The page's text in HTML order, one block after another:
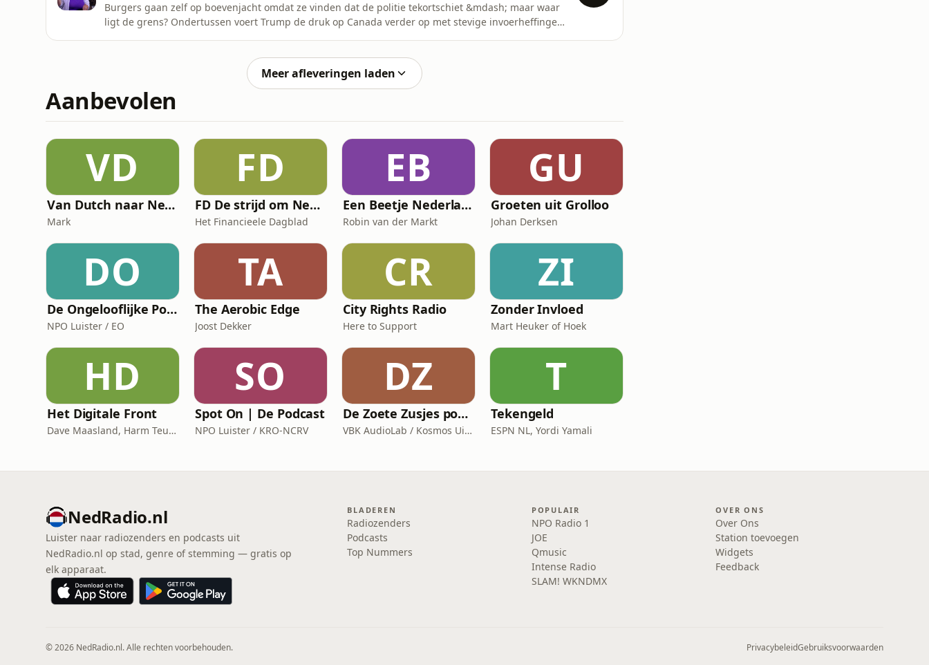
Burgers gaan zelf op boevenjacht omdat ze vinden dat de politie tekortschiet &mdash; maar waar
ligt de grens? Ondertussen voert Trump de druk op Canada verder op met stevige invoerheffingen
Meer afleveringen laden
Aanbevolen
VD
Van Dutch naar Nederlands
Mark
FD
FD De strijd om Nexperia
Het Financieele Dagblad
EB
Een Beetje Nederlands
Robin van der Markt
GU
Groeten uit Grolloo
Johan Derksen
DO
De Ongelooflijke Podcast
NPO Luister / EO
TA
The Aerobic Edge
Joost Dekker
CR
City Rights Radio
Here to Support
ZI
Zonder Invloed
Mart Heuker of Hoek
HD
Het Digitale Front
Dave Maasland, Harm Teunis / Corti Media
SO
Spot On | De Podcast
NPO Luister / KRO-NCRV
DZ
De Zoete Zusjes podcast
VBK AudioLab / Kosmos Uitgevers
T
Tekengeld
ESPN NL, Yordi Yamali
NedRadio.nl
Luister naar radiozenders en podcasts uit
NedRadio.nl op stad, genre of stemming — gratis op
elk apparaat.
BLADEREN
Radiozenders
Podcasts
Top Nummers
POPULAIR
NPO Radio 1
JOE
Qmusic
Intense Radio
SLAM! WKNDMX
OVER ONS
Over Ons
Station toevoegen
Widgets
Feedback
© 2026 NedRadio.nl. Alle rechten voorbehouden. PrivacybeleidGebruiksvoorwaarden